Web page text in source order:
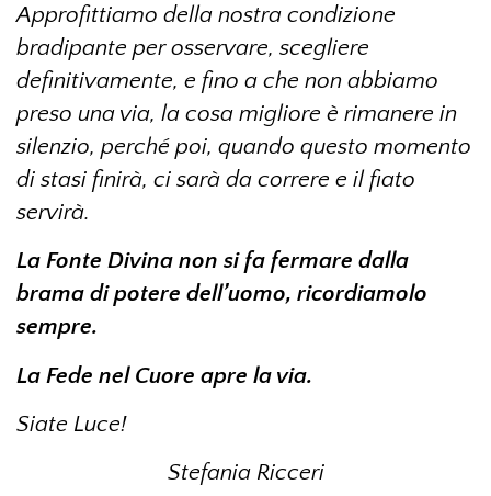
Approfittiamo della nostra condizione
bradipante per osservare, scegliere
definitivamente, e fino a che non abbiamo
preso una via, la cosa migliore è rimanere in
silenzio, perché poi, quando questo momento
di stasi finirà, ci sarà da correre e il fiato
servirà.
La Fonte Divina non si fa fermare dalla
brama di potere dell’uomo, ricordiamolo
sempre.
La Fede nel Cuore apre la via.
Siate Luce!
Stefania Ricceri